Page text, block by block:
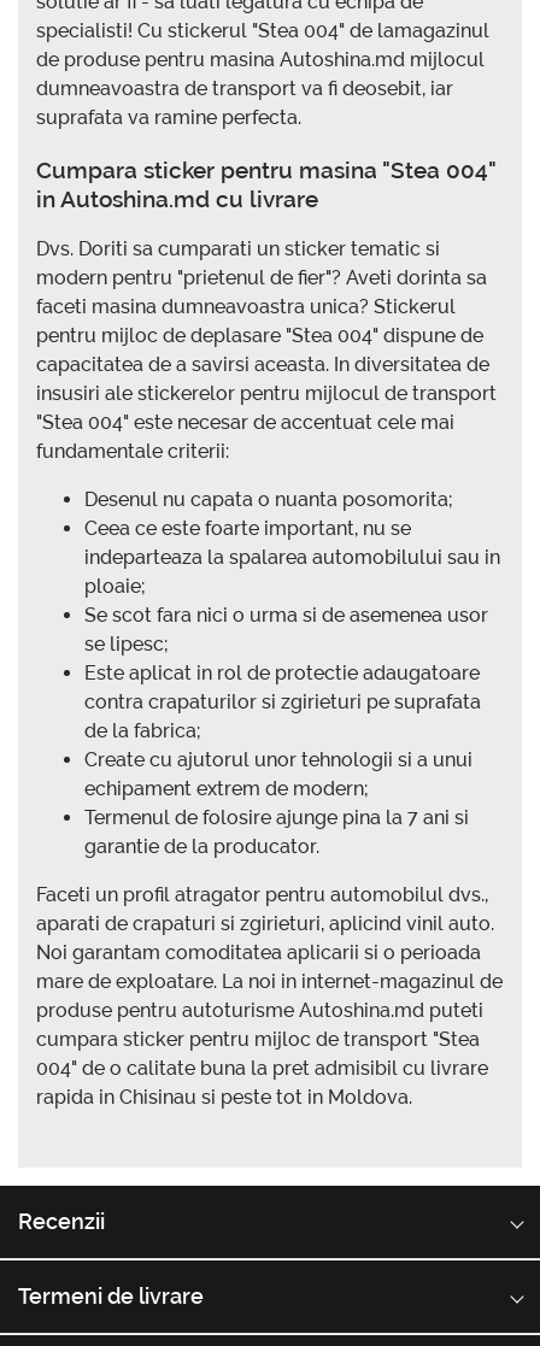
specialisti! Cu stickerul "Stea 004" de lamagazinul
de produse pentru masina Autoshina.md mijlocul
dumneavoastra de transport va fi deosebit, iar
suprafata va ramine perfecta.
Cumpara sticker pentru masina "Stea 004"
in Autoshina.md cu livrare
Dvs. Doriti sa cumparati un sticker tematic si
modern pentru "prietenul de fier"? Aveti dorinta sa
faceti masina dumneavoastra unica? Stickerul
pentru mijloc de deplasare "Stea 004" dispune de
capacitatea de a savirsi aceasta. In diversitatea de
insusiri ale stickerelor pentru mijlocul de transport
"Stea 004" este necesar de accentuat cele mai
fundamentale criterii:
Desenul nu capata o nuanta posomorita;
Ceea ce este foarte important, nu se
indeparteaza la spalarea automobilului sau in
ploaie;
Se scot fara nici o urma si de asemenea usor
se lipesc;
Este aplicat in rol de protectie adaugatoare
contra crapaturilor si zgirieturi pe suprafata
de la fabrica;
Create cu ajutorul unor tehnologii si a unui
echipament extrem de modern;
Termenul de folosire ajunge pina la 7 ani si
garantie de la producator.
Faceti un profil atragator pentru automobilul dvs.,
aparati de crapaturi si zgirieturi, aplicind vinil auto.
Noi garantam comoditatea aplicarii si o perioada
mare de exploatare. La noi in internet-magazinul de
produse pentru autoturisme Autoshina.md puteti
cumpara sticker pentru mijloc de transport "Stea
004" de o calitate buna la pret admisibil cu livrare
rapida in Chisinau si peste tot in Moldova.
Recenzii
Termeni de livrare